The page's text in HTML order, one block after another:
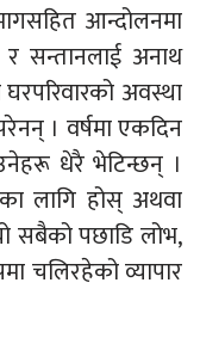
आन्दोलनमा
र सन्तानलाई अनाथ
अवस्था
। वर्षमा एकदिन
धेरै भेटिन्छन् ।
लागि होस् अथवा
सबैको पछाडि लोभ,
चलिरहेको व्यापार